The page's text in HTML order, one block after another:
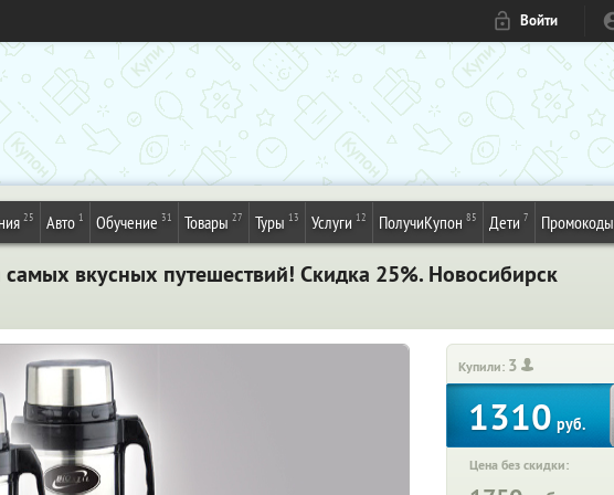
Войти
25 Авто 1 Обучение 31 Товары 27 Туры 13 Услуги 12 ПолучиКупон 85 Дети 7 Промокоды
вкусных путешествий! Скидка 25%. Новосибирск
Купили: 3
1310руб.
Цена без скидки: